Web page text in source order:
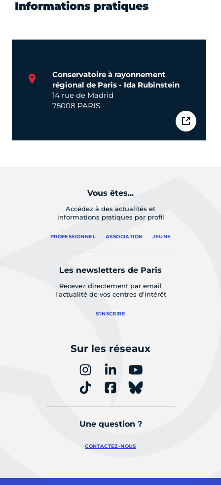
Informations pratiques
Conservatoire à rayonnement
régional de Paris - Ida Rubinstein
14 rue de Madrid
75008 PARIS
Vous êtes...
Accédez à des actualités et
informations pratiques par profil
PROFESSIONNEL ASSOCIATION JEUNE
Les newsletters de Paris
Recevez directement par email
l'actualité de vos centres d'intérêt
S'INSCRIRE
Sur les réseaux
Une question ?
CONTACTEZ-NOUS